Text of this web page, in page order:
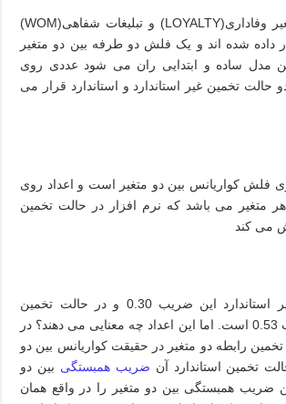
وفاداری(LOYALTY) و تبلیغات شفاهی(WOM
)
شده اند و یک فلش دو طرفه بین دو متغیر
مدل ساده و ابتدایی ران می شود عددی روی
تخمین غیر استاندارد و استاندارد قرار می
فلش کواریانس بین دو متغیر است و اعداد روی
متغیر می باشد که نرم افزار در حالت تخمین
می کند
در حالت تخمین غیر استاندارد این ضریب 0.30 و در حالت تخمین
استاندارد این ضریب 0.53 است. اما این اعداد چه معنایی می دهند؟ در
تخمین رابطه دو متغیر در حقیقت کواریانس بین دو
تخمین استاندارد آن ضریب همبستگی بین دو
ضریب همبستگی بین دو متغیر را در واقع همان